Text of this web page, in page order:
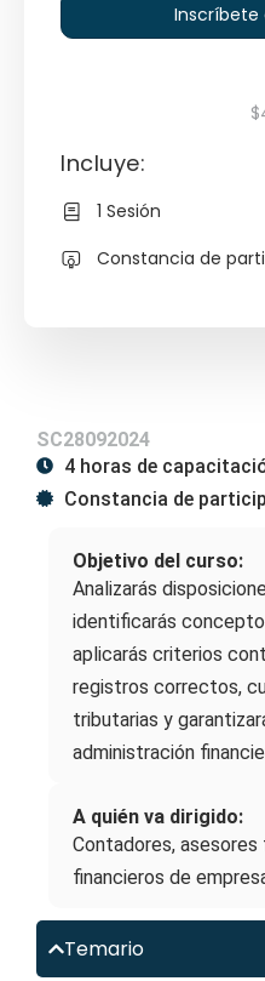
SC28092024
4 horas de
Constancia de
Objetivo del curso:
Analizarás
identificarás
aplicarás criterios
registros correctos,
tributarias y
administración
A quién va dirigido:
Contadores,
financieros de
Temario
Inscríbete
Incluye:
1 Sesión
Constancia de